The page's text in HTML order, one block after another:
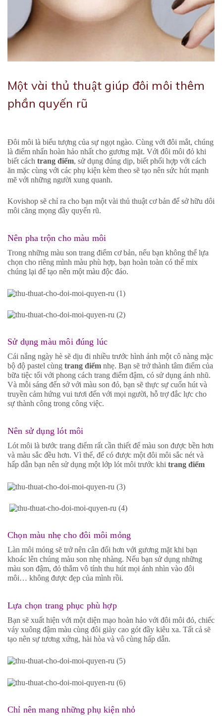
Một vài thủ thuật giúp đôi môi thêm
phần quyến rũ
Đôi môi là biểu tượng của sự ngọt ngào. Cùng với đôi mắt, chúng
là điểm nhấn hoàn hảo nhất cho gương mặt. Với đôi môi đỏ khi
biết cách trang điểm, sử dụng đúng dịp, biết phối hợp với cách
ăn mặc cùng với các phụ kiện kèm theo sẽ tạo nên sức hút mạnh
mẽ với những người xung quanh.
Kovishop sẽ chỉ ra cho bạn một vài thủ thuật cơ bản để sở hữu dôi
môi căng mọng đầy quyến rũ.
Nên pha trộn cho màu môi
Trong những màu son trang điểm cơ bản, nếu bạn không thể lựa
chọn cho riêng mình màu phù hợp, bạn hoàn toàn có thể mix
chúng lại để tạo nên một màu độc đáo.
Sử dụng màu môi đúng lúc
Cái nắng ngày hè sẽ dịu đi nhiều trước hình ảnh một cô nàng mặc
bộ độ pastel cùng trang điểm nhẹ. Bạn sẽ trở thành tâm điểm của
bữa tiệc tối với phong cách trang điểm đậm, có sử dụng ánh nhũ.
Và mỗi sáng đến sở với màu son đỏ, bạn sẽ thực sự cuốn hút và
truyền cảm hứng vui tươi đến với mọi người, hỗ trợ đắc lực cho
sự thành công trong công việc.
Nên sử dụng lót môi
Lót môi là bước trang điểm rất cần thiết để màu son được bền hơn
và màu sắc đều hơn. Vì thế, để có được một đôi môi sắc nét và
hấp dẫn bạn nên sử dụng một lớp lót môi trước khi trang điểm
Chọn màu nhẹ cho đôi môi mỏng
Làn môi mỏng sẽ trở nên cân đối hơn với gương mặt khi bạn
khoác lên chúng màu son nhẹ nhàng. Nếu bạn sử dụng những
màu son đậm, đỏ thắm vô tính thu hút mọi ánh nhìn vào đôi
môi… không được đẹp của mình rồi.
Lựa chọn trang phục phù hợp
Bạn sẽ xuất hiện với một diện mạo hoàn hảo với đôi môi đỏ, chiếc
váy xuông đậm màu cùng đôi giày cao gót đầy kiêu xa. Tất cả sẽ
tạo nên sự tương xứng, hài hòa và vô cùng hấp dẫn.
Chỉ nên mang những phụ kiện nhỏ